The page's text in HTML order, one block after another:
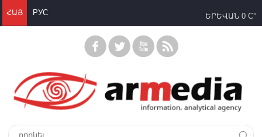
ՀԱՅ РУС ԵՐԵՎԱՆ 0 C°